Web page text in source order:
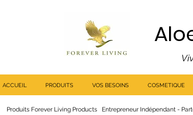
ACCUEIL PRODUITS VOS BESOINS COSMETIQUE
Produits Forever Living Products Entrepreneur Indépendant -